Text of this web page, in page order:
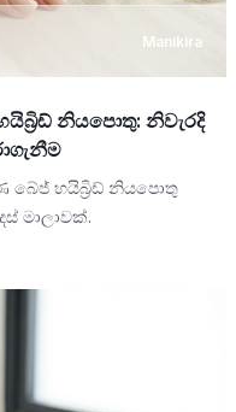
Manikira
නියපොතු: නිවැරදි
බේජ් හයිබ්‍රිඩ් නියපොතු
මාලාවක්.